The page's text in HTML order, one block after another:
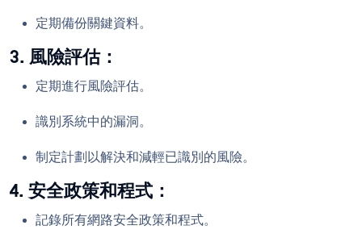
定期備份關鍵資料。
3. 風險評估：
定期進行風險評估。
識別系統中的漏洞。
制定計劃以解決和減輕已識別的風險。
4. 安全政策和程式：
記錄所有網路安全政策和程式。